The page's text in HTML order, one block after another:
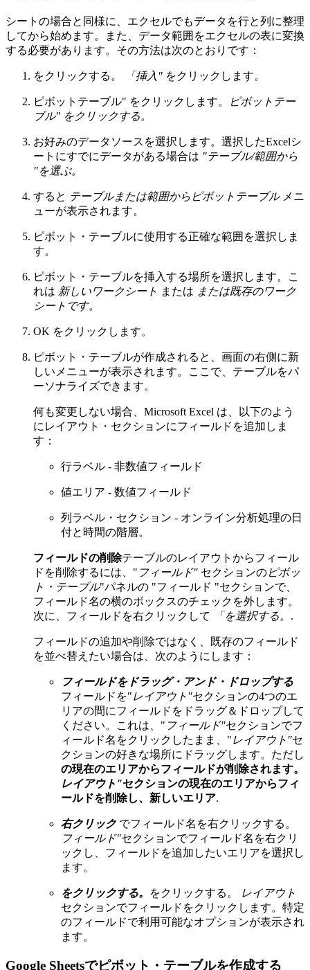
シートの場合と同様に、エクセルでもデータを行と列に整理
してから始めます。また、データ範囲をエクセルの表に変換
する必要があります。その方法は次のとおりです：
をクリックする。 「挿入" をクリックします。
ピボットテーブル" をクリックします。
ピボットテー
ブル" をクリックする。
お好みのデータソースを選択します。選択したExcelシ
ートにすでにデータがある場合は "テーブル/範囲から
"を選ぶ。
すると テーブルまたは範囲からピボットテーブル メニ
ューが表示されます。
ピボット・テーブルに使用する正確な範囲を選択しま
す。
ピボット・テーブルを挿入する場所を選択します。こ
れは 新しいワークシート または または既存のワーク
シートです。
OK をクリックします。
ピボット・テーブルが作成されると、画面の右側に新
しいメニューが表示されます。ここで、テーブルをパ
ーソナライズできます。
何も変更しない場合、Microsoft Excel は、以下のよう
にレイアウト・セクションにフィールドを追加しま
す：
行ラベル - 非数値フィールド
値エリア - 数値フィールド
列ラベル・セクション - オンライン分析処理の日
付と時間の階層。
フィールドの削除テーブルのレイアウトからフィール
ドを削除するには、" フィールド" セクションのピボッ
ト・テーブル"パネルの "フィールド "セクションで、
フィールド名の横のボックスのチェックを外します。
次に、フィールドを右クリックして
「を選択する。 .
フィールドの追加や削除ではなく、既存のフィールド
を並べ替えたい場合は、次のようにします：
フィールドをドラッグ・アンド・ドロップする
フィールドを"レイアウト"セクションの4つのエ
リアの間にフィールドをドラッグ＆ドロップして
ください。これは、" フィールド"セクションでフ
ィールド名をクリックしたまま、"レイアウト"セ
クションの好きな場所にドラッグします。ただし
の現在のエリアからフィールドが削除されます。
レイアウト"セクションの現在のエリアからフィ
ールドを削除し、新しいエリア.
右クリック でフィールド名を右クリックする。
フィールド"セクションでフィールド名を右クリ
ックし、フィールドを追加したいエリアを選択し
ます。
をクリックする。 をクリックする。
レイアウト
セクションでフィールドをクリックします。特定
のフィールドで利用可能なオプションが表示され
ます。
Google Sheetsでピボット・テーブルを作成する